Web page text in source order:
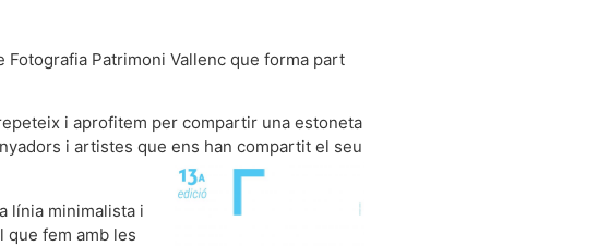
Fotografia Patrimoni Vallenc que forma part
i aprofitem per compartir una estoneta
i artistes que ens han compartit el seu
línia minimalista i
que fem amb les